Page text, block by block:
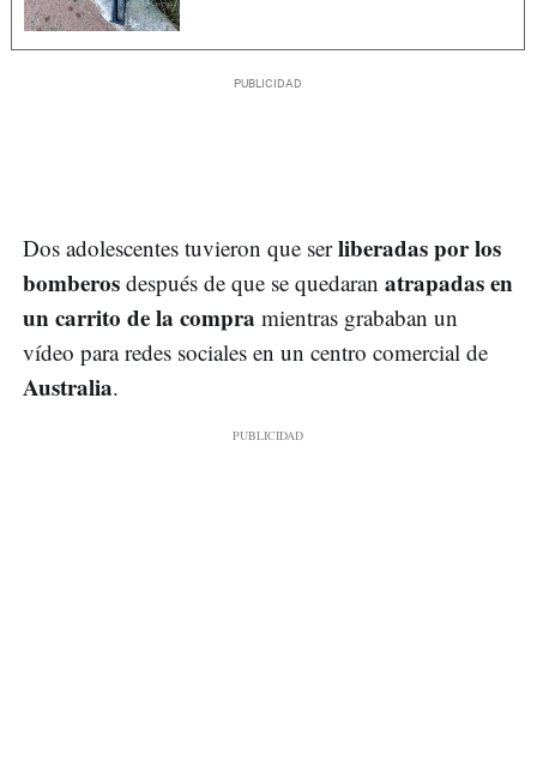
Dos adolescentes tuvieron que serliberadas por los
bomberos después de que se quedaran atrapadas en
un carrito de la compra mientras grababan un
vídeo para redes sociales en un centro comercial de
Australia.